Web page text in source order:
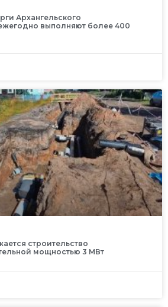
Архангельского
выполняют более 400
строительство
мощностью 3 МВт